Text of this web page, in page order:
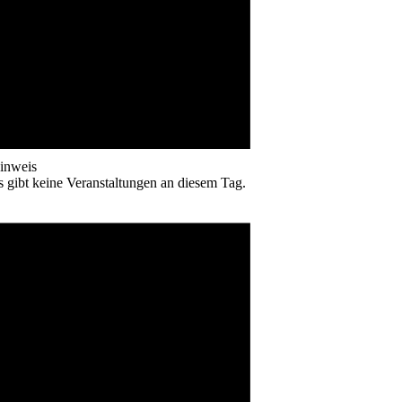
gibt keine Veranstaltungen an diesem Tag.